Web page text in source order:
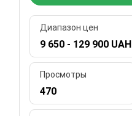
Диапазон цен
9 650 - 129 900 UAH
Просмотры
470